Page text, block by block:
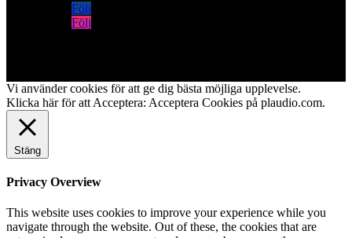
Följ
Följ
Vi använder cookies för att ge dig bästa möjliga upplevelse.
Klicka här för att Acceptera: Acceptera Cookies på plaudio.com.
Stäng
Privacy Overview
This website uses cookies to improve your experience while you
navigate through the website. Out of these, the cookies that are